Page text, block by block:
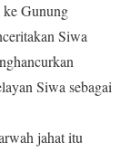
ke Gunung
Siwa
Siwa sebagai
jahat itu